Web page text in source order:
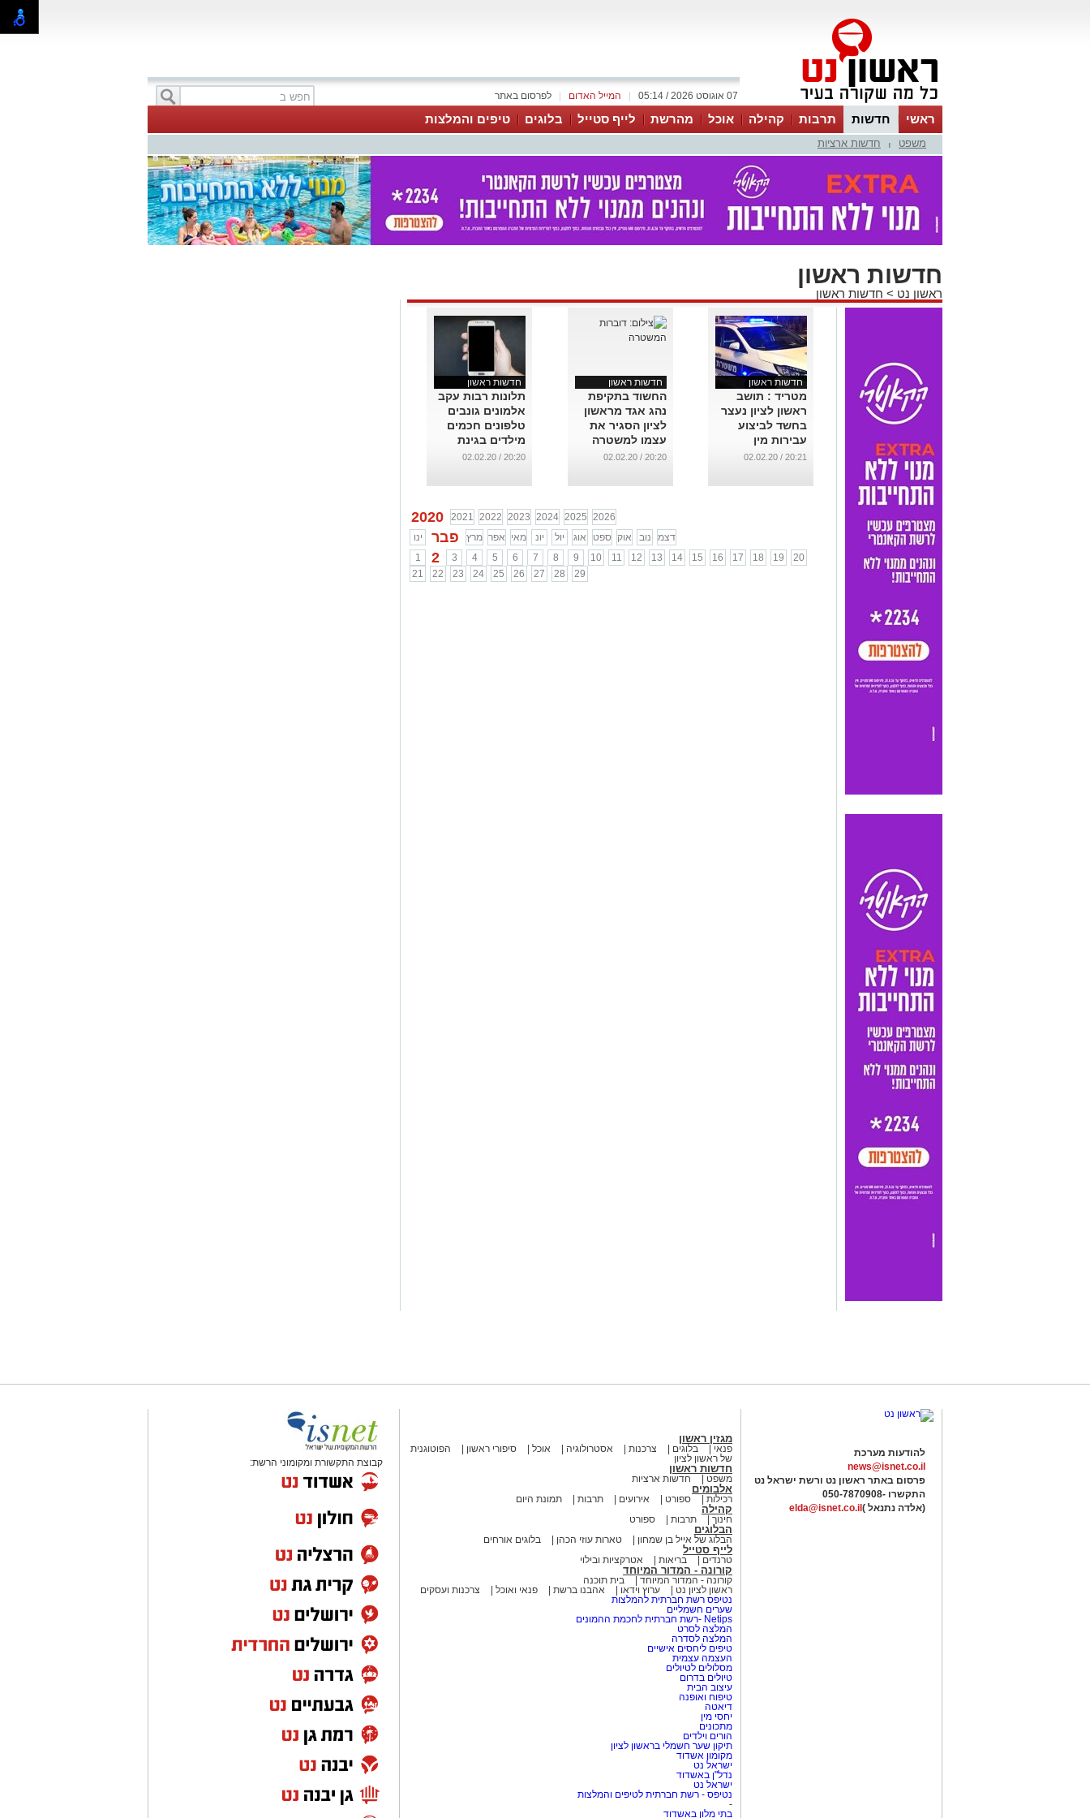
לפרסום באתר המייל האדום 07 אוגוסט 2026 / 05:14
ראשי חדשות תרבות קהילה אוכל מהרשת לייף סטייל בלוגים טיפים והמלצות
משפט חדשות ארציות
חדשות ראשון
ראשון נט > חדשות ראשון
חדשות ראשון
מטריד : תושב
ראשון לציון נעצר
בחשד לביצוע
עבירות מין
בעובדות זרות
20:21 / 02.02.20
חדשות ראשון
החשוד בתקיפת
נהג אגד מראשון
לציון הסגיר את
עצמו למשטרה
...
20:20 / 02.02.20
חדשות ראשון
תלונות רבות עקב
אלמונים גונבים
טלפונים חכמים
מילדים בגינת
"נעורים" בראשון
...
20:20 / 02.02.20
2020 2021 2022 2023 2024 2025 2026
ינו
פבר מרץ אפר מאי יונ יול אוג ספט אוק נוב
דצמ
1
2 3 4 5 6 7 8 9 10 11 12 13 14 15 16 17 18 19
20
21
22 23 24 25 26 27 28 29
להודעות מערכת
news@isnet.co.il
פרסום באתר ראשון נט ורשת ישראל נט
התקשרו -050-7870908
(אלדה נתנאל ) elda@isnet.co.il
מגזין ראשון
פנאי בלוגים צרכנות אסטרולוגיה אוכל סיפורי ראשון
הפוטוגנית
של ראשון לציון
חדשות ראשון
משפט חדשות ארציות
אלבומים
רכילות ספורט אירועים תרבות תמונת היום
קהילה
חינוך תרבות ספורט
הבלוגים
הבלוג של אייל בן שמחון טארות עוזי הכהן בלוגים אורחים
לייף סטייל
טרנדים בריאות אטרקציות ובילוי
קורונה - המדור המיוחד
קורונה - המדור המיוחד
בית תוכנה
ראשון לציון נט
ערוץ וידאו אהבנו ברשת פנאי ואוכל
צרכנות ועסקים
נטיפס רשת חברתית להמלצות
שערים חשמליים
Netips -רשת חברתית לחכמת ההמונים
המלצה לסרט
המלצה לסדרה
טיפים ליחסים אישיים
העצמה עצמית
מסלולים לטיולים
טיולים בדרום
עיצוב הבית
טיפוח ואופנה
דיאטה
יחסי מין
מתכונים
הורים וילדים
תיקון שער חשמלי בראשון לציון
מקומון אשדוד
ישראל נט
נדל"ן באשדוד
ישראל נט
נטיפס - רשת חברתית לטיפים והמלצות
-
בתי מלון באשדוד
קבוצת התקשורת ומקומוני הרשת: